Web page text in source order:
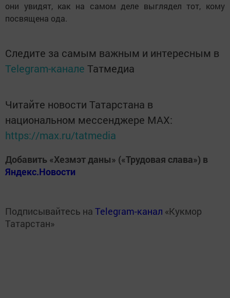
они увидят, как на самом деле выглядел тот, кому
посвящена ода.
Следите за самым важным и интересным в
Telegram-канале Татмедиа
Читайте новости Татарстана в
национальном мессенджере MАХ:
https://max.ru/tatmedia
Добавить «Хезмэт даны» («Трудовая слава») в
Яндекс.Новости
Подписывайтесь на Telegram-канал «Кукмор
Татарстан»